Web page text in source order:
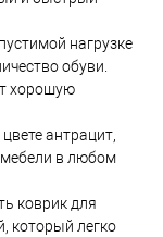
нагрузке
обуви.
хорошую
антрацит,
мебели в любом
коврик для
который легко